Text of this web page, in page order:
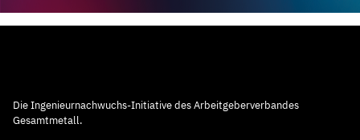
Die Ingenieurnachwuchs-Initiative des Arbeitgeberverbandes
Gesamtmetall.